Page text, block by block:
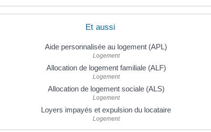
Et aussi
Aide personnalisée au logement (APL)
Logement
Allocation de logement familiale (ALF)
Logement
Allocation de logement sociale (ALS)
Logement
Loyers impayés et expulsion du locataire
Logement